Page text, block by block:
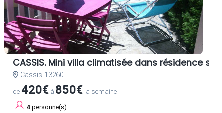
CASSIS. Mini villa climatisée dans résidence
Cassis 13260
de420€ à 850€ la semaine
4 personne(s)